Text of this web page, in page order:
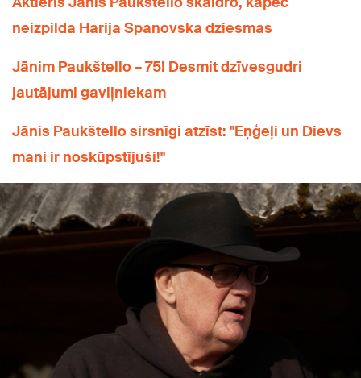
neizpilda Harija Spanovska dziesmas
Jānim Paukštello – 75! Desmit dzīvesgudri
jautājumi gaviļniekam
Jānis Paukštello sirsnīgi atzīst: "Eņģeļi un Dievs
mani ir noskūpstījuši!"